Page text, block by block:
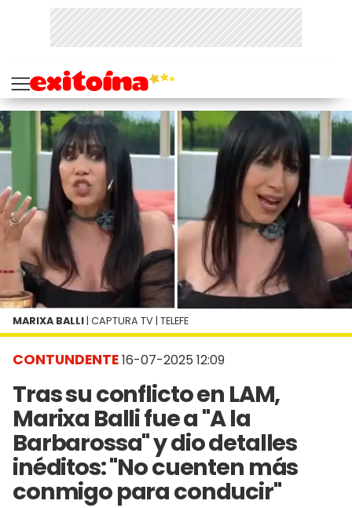
CONTUNDENTE16-07-2025 12:09
Tras su conflicto en LAM,
Marixa Balli fue a "A la
Barbarossa" y dio detalles
inéditos: "No cuenten más
conmigo para conducir"
MARIXA BALLI | CAPTURA TV | TELEFE